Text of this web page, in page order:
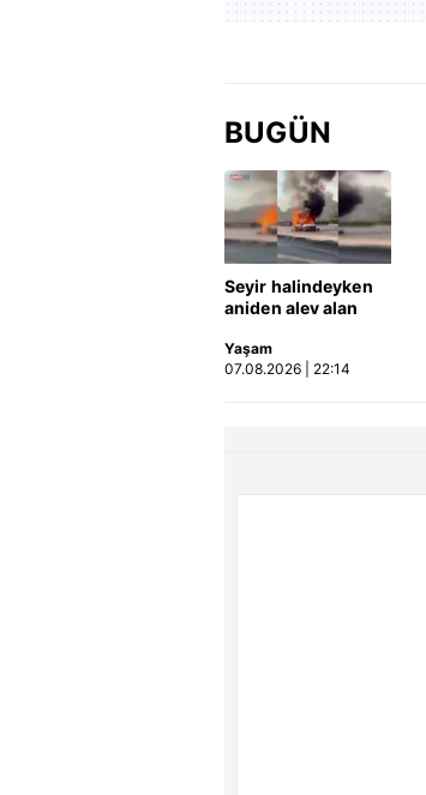
BUGÜN
Seyir halindeyken
aniden alev alan
yaralandı
Yaşam
07.08.2026 | 22:14